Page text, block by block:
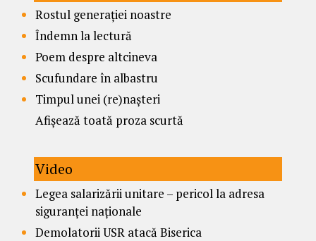
Rostul generației noastre
Îndemn la lectură
Poem despre altcineva
Scufundare în albastru
Timpul unei (re)nașteri
Afișează toată proza scurtă
Video
Legea salarizării unitare – pericol la adresa
siguranței naționale
Demolatorii USR atacă Biserica